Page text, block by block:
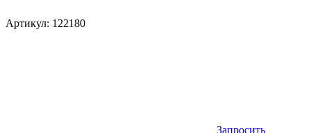
Артикул: 122180
Запросить